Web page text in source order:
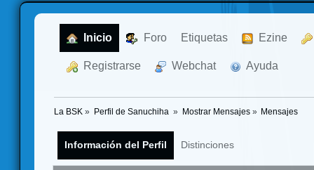
Inicio Foro Etiquetas Ezine
Registrarse Webchat Ayuda
La BSK » Perfil de Sanuchiha » Mostrar Mensajes» Mensajes
Información del Perfil Distinciones